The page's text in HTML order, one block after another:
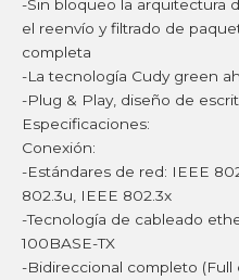
-Sin bloqueo la arquitectura
el reenvío y filtrado de
completa
-La tecnología Cudy green
-Plug & Play, diseño de
Especificaciones:
Conexión:
-Estándares de red: IEEE
802.3u, IEEE 802.3x
-Tecnología de cableado
100BASE-TX
-Bidireccional completo (Full